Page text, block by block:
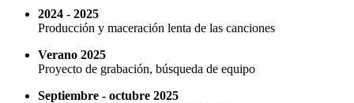
2024 - 2025
Producción y maceración lenta de las canciones
Verano 2025
Proyecto de grabación, búsqueda de equipo
Septiembre - octubre 2025